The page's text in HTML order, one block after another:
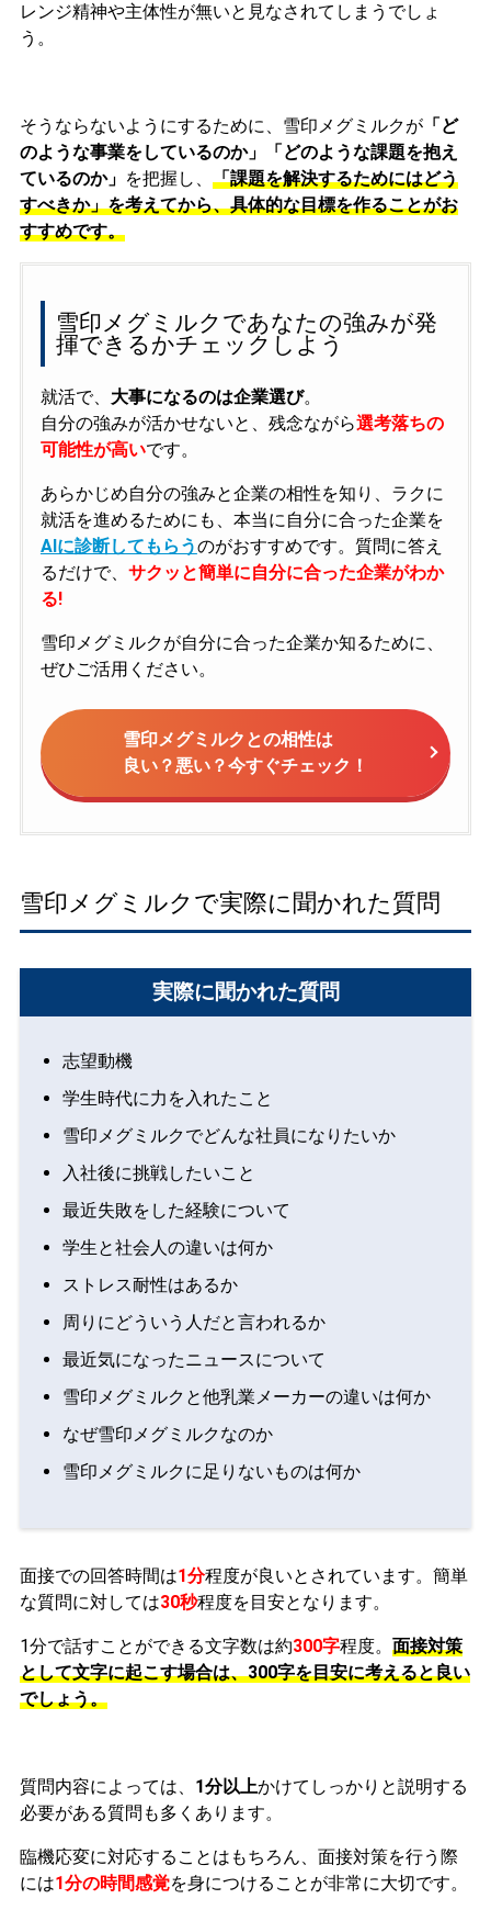
レンジ精神や主体性が無いと見なされてしまうでしょ
う。
そうならないようにするために、雪印メグミルクが「ど
のような事業をしているのか」「どのような課題を抱え
ているのか」 を把握し、 「課題を解決するためにはどう
すべきか」を考えてから、具体的な目標を作ることがお
すすめです。
雪印メグミルクであなたの強みが発
揮できるかチェックしよう
就活で、 大事になるのは企業選び。
自分の強みが活かせないと、残念ながら選考落ちの
可能性が高いです。
あらかじめ自分の強みと企業の相性を知り、ラクに
就活を進めるためにも、本当に自分に合った企業を
AIに診断してもらうのがおすすめです。質問に答え
るだけで、 サクッと簡単に自分に合った企業がわか
る!
雪印メグミルクが自分に合った企業か知るために、
ぜひご活用ください。
雪印メグミルクとの相性は
良い？悪い？今すぐチェック！
雪印メグミルクで実際に聞かれた質問
実際に聞かれた質問
志望動機
学生時代に力を入れたこと
雪印メグミルクでどんな社員になりたいか
入社後に挑戦したいこと
最近失敗をした経験について
学生と社会人の違いは何か
ストレス耐性はあるか
周りにどういう人だと言われるか
最近気になったニュースについて
雪印メグミルクと他乳業メーカーの違いは何か
なぜ雪印メグミルクなのか
雪印メグミルクに足りないものは何か
面接での回答時間は1分程度が良いとされています。簡単
な質問に対しては30秒程度を目安となります。
1分で話すことができる文字数は約300字程度。 面接対策
として文字に起こす場合は、300字を目安に考えると良い
でしょう。
質問内容によっては、 1分以上かけてしっかりと説明する
必要がある質問も多くあります。
臨機応変に対応することはもちろん、面接対策を行う際
には1分の時間感覚を身につけることが非常に大切です。